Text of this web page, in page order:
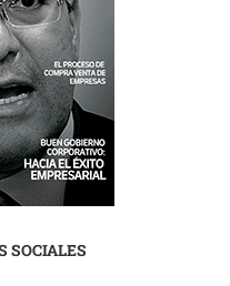
SOCIALES